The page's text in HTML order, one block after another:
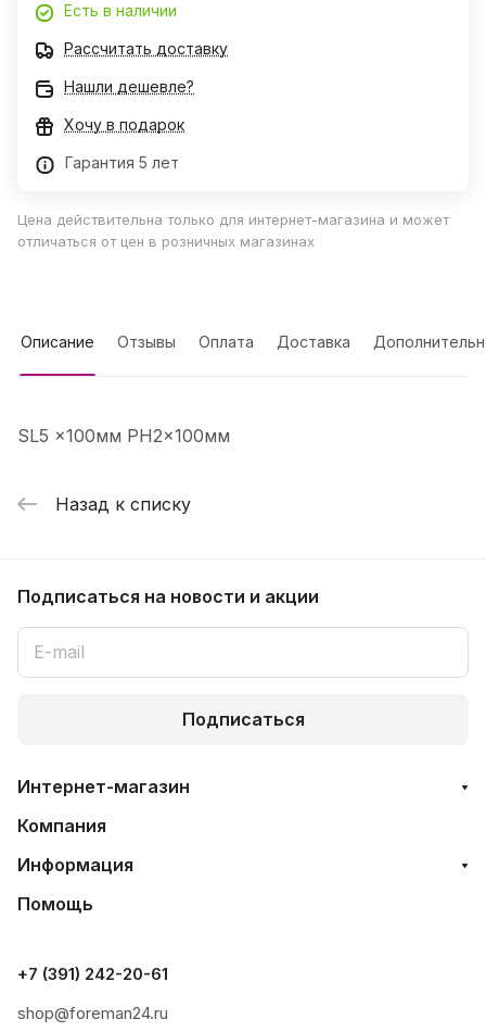
Есть в наличии
Рассчитать доставку
Нашли дешевле?
Хочу в подарок
Гарантия 5 лет
Цена действительна только для интернет-магазина и может
отличаться от цен в розничных магазинах
Описание Отзывы Оплата Доставка
SL5 x100мм PH2x100мм
Назад к списку
Подписаться на новости и акции
Подписаться
Интернет-магазин
Компания
Информация
Помощь
+7 (391) 242-20-61
shop@foreman24.ru